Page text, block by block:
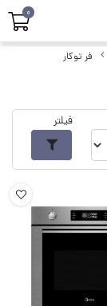
فر توکار
فیلتر
0